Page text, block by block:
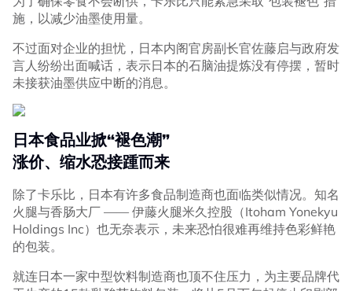
施，以减少油墨使用量。
不过面对企业的担忧，日本内阁官房副长官佐藤启与政府发
言人纷纷出面喊话，表示日本的石脑油提炼没有停摆，暂时
未接获油墨供应中断的消息。
日本食品业掀“褪色潮”
涨价、缩水恐接踵而来
除了卡乐比，日本有许多食品制造商也面临类似情况。知名
火腿与香肠大厂 —— 伊藤火腿米久控股（Itoham Yonekyu
Holdings Inc）也无奈表示，未来恐怕很难再维持色彩鲜艳
的包装。
就连日本一家中型饮料制造商也顶不住压力，为主要品牌代